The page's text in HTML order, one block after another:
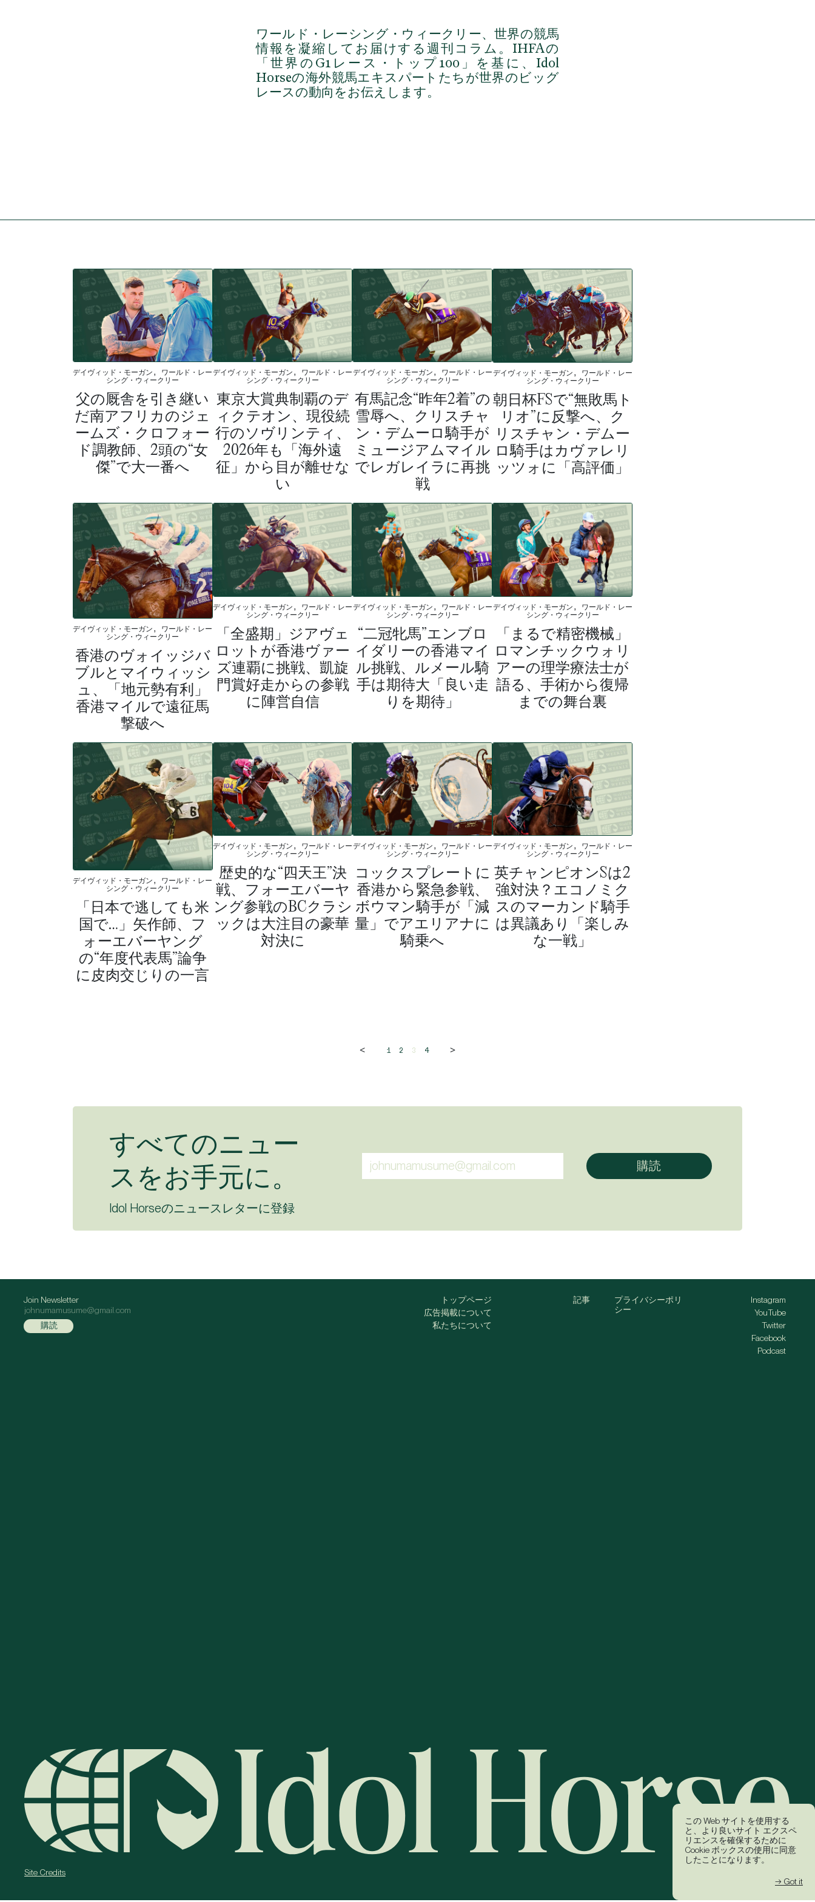
この Web サイトを使用する
と、より良いサイト エクスペ
リエンスを確保するために
Cookie ボックスの使用に同意
したことになります。
→ Got it
ワールド・レーシング・ウィークリー、世界の競馬
情報を凝縮してお届けする週刊コラム。IHFAの
「世界のG1レース・トップ100」を基に、Idol
Horseの海外競馬エキスパートたちが世界のビッグ
レースの動向をお伝えします。
デイヴィッド・モーガン, ワールド・レー
シング・ウィークリー
父の厩舎を引き継い
だ南アフリカのジェ
ームズ・クロフォー
ド調教師、2頭の“女
傑”で大一番へ
デイヴィッド・モーガン, ワールド・レー
シング・ウィークリー
東京大賞典制覇のデ
ィクテオン、現役続
行のソヴリンティ、
2026年も「海外遠
征」から目が離せな
い
デイヴィッド・モーガン, ワールド・レー
シング・ウィークリー
有馬記念“昨年2着”の
雪辱へ、クリスチャ
ン・デムーロ騎手が
ミュージアムマイル
でレガレイラに再挑
戦
デイヴィッド・モーガン, ワールド・レー
シング・ウィークリー
朝日杯FSで“無敗馬ト
リオ”に反撃へ、ク
リスチャン・デムー
ロ騎手はカヴァレリ
ッツォに「高評価」
デイヴィッド・モーガン, ワールド・レー
シング・ウィークリー
香港のヴォイッジバ
ブルとマイウィッシ
ュ、「地元勢有利」
香港マイルで遠征馬
撃破へ
デイヴィッド・モーガン, ワールド・レー
シング・ウィークリー
「全盛期」ジアヴェ
ロットが香港ヴァー
ズ連覇に挑戦、凱旋
門賞好走からの参戦
に陣営自信
デイヴィッド・モーガン, ワールド・レー
シング・ウィークリー
“二冠牝馬”エンブロ
イダリーの香港マイ
ル挑戦、ルメール騎
手は期待大「良い走
りを期待」
デイヴィッド・モーガン, ワールド・レー
シング・ウィークリー
「まるで精密機械」
ロマンチックウォリ
アーの理学療法士が
語る、手術から復帰
までの舞台裏
デイヴィッド・モーガン, ワールド・レー
シング・ウィークリー
「日本で逃しても米
国で…」矢作師、フ
ォーエバーヤング
の“年度代表馬”論争
に皮肉交じりの一言
デイヴィッド・モーガン, ワールド・レー
シング・ウィークリー
歴史的な“四天王”決
戦、フォーエバーヤ
ング参戦のBCクラシ
ックは大注目の豪華
対決に
デイヴィッド・モーガン, ワールド・レー
シング・ウィークリー
コックスプレートに
香港から緊急参戦、
ボウマン騎手が「減
量」でアエリアナに
騎乗へ
デイヴィッド・モーガン, ワールド・レー
シング・ウィークリー
英チャンピオンSは2
強対決？エコノミク
スのマーカンド騎手
は異議あり「楽しみ
な一戦」
< 1 2 3 4 >
すべてのニュー
スをお手元に。
Idol Horseのニュースレターに登録
Join Newsletter
トップページ
広告掲載について
私たちについて
記事
プライバシーポリ
シー
Instagram
YouTube
Twitter
Facebook
Podcast
Site Credits